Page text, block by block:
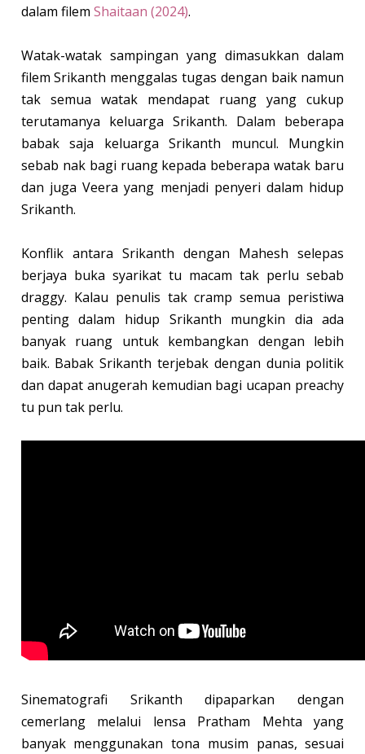
dalam filem Shaitaan (2024).
Watak-watak sampingan yang dimasukkan dalam
filem Srikanth menggalas tugas dengan baik namun
tak semua watak mendapat ruang yang cukup
terutamanya keluarga Srikanth. Dalam beberapa
babak saja keluarga Srikanth muncul. Mungkin
sebab nak bagi ruang kepada beberapa watak baru
dan juga Veera yang menjadi penyeri dalam hidup
Srikanth.
Konflik antara Srikanth dengan Mahesh selepas
berjaya buka syarikat tu macam tak perlu sebab
draggy. Kalau penulis tak cramp semua peristiwa
penting dalam hidup Srikanth mungkin dia ada
banyak ruang untuk kembangkan dengan lebih
baik. Babak Srikanth terjebak dengan dunia politik
dan dapat anugerah kemudian bagi ucapan preachy
tu pun tak perlu.
Sinematografi Srikanth dipaparkan dengan
cemerlang melalui lensa Pratham Mehta yang
banyak menggunakan tona musim panas, sesuai